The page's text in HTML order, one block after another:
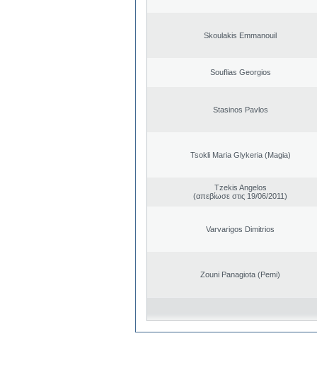
Skoulakis Emmanouil
Souflias Georgios
Stasinos Pavlos
Tsokli Maria Glykeria (Magia)
Tzekis Angelos
(απεβίωσε στις 19/06/2011)
Varvarigos Dimitrios
Zouni Panagiota (Pemi)